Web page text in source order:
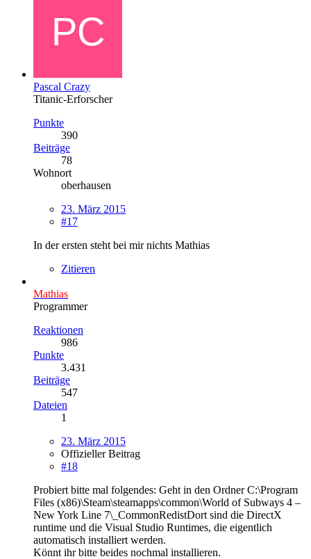
Pascal Crazy
Titanic-Erforscher
Punkte
390
Beiträge
78
Wohnort
oberhausen
23. März 2015
#17
In der ersten steht bei mir nichts Mathias
Zitieren
Mathias
Programmer
Reaktionen
986
Punkte
3.431
Beiträge
547
Dateien
1
23. März 2015
Offizieller Beitrag
#18
Probiert bitte mal folgendes: Geht in den Ordner C:\Program
Files (x86)\Steam\steamapps\common\World of Subways 4 –
New York Line 7\_CommonRedistDort sind die DirectX
runtime und die Visual Studio Runtimes, die eigentlich
automatisch installiert werden.
Könnt ihr bitte beides nochmal installieren.